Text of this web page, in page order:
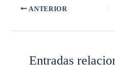
ANTERIOR
Entradas